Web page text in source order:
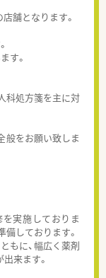
舗となります。
す。
科処方箋を主に対
般をお願い致しま
実施しておりま
しております。
もに、幅広く薬剤
来ます。